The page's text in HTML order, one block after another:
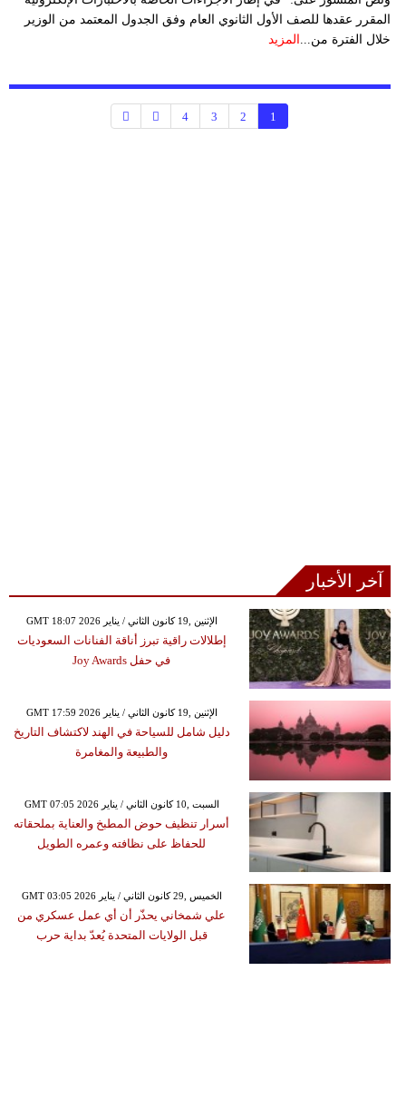
المقرر عقدها للصف الأول الثانوي العام وفق الجدول المعتمد من الوزير
خلال الفترة من... المزيد
1
2
3
4
آخر الأخبار
GMT 18:07 2026 الإثنين ,19 كانون الثاني / يناير
إطلالات راقية تبرز أناقة الفنانات السعوديات
في حفل Joy Awards
GMT 17:59 2026 الإثنين ,19 كانون الثاني / يناير
دليل شامل للسياحة في الهند لاكتشاف التاريخ
والطبيعة والمغامرة
GMT 07:05 2026 السبت ,10 كانون الثاني / يناير
أسرار تنظيف حوض المطبخ والعناية بملحقاته
للحفاظ على نظافته وعمره الطويل
GMT 03:05 2026 الخميس ,29 كانون الثاني / يناير
علي شمخاني يحذّر أن أي عمل عسكري من
قبل الولايات المتحدة يُعدّ بداية حرب